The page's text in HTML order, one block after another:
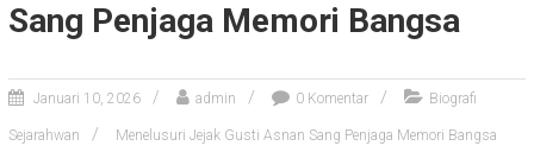
Sang Penjaga Memori Bangsa
Januari 10, 2026 admin 0 Komentar Biografi
Sejarahwan Menelusuri Jejak Gusti Asnan Sang Penjaga Memori Bangsa